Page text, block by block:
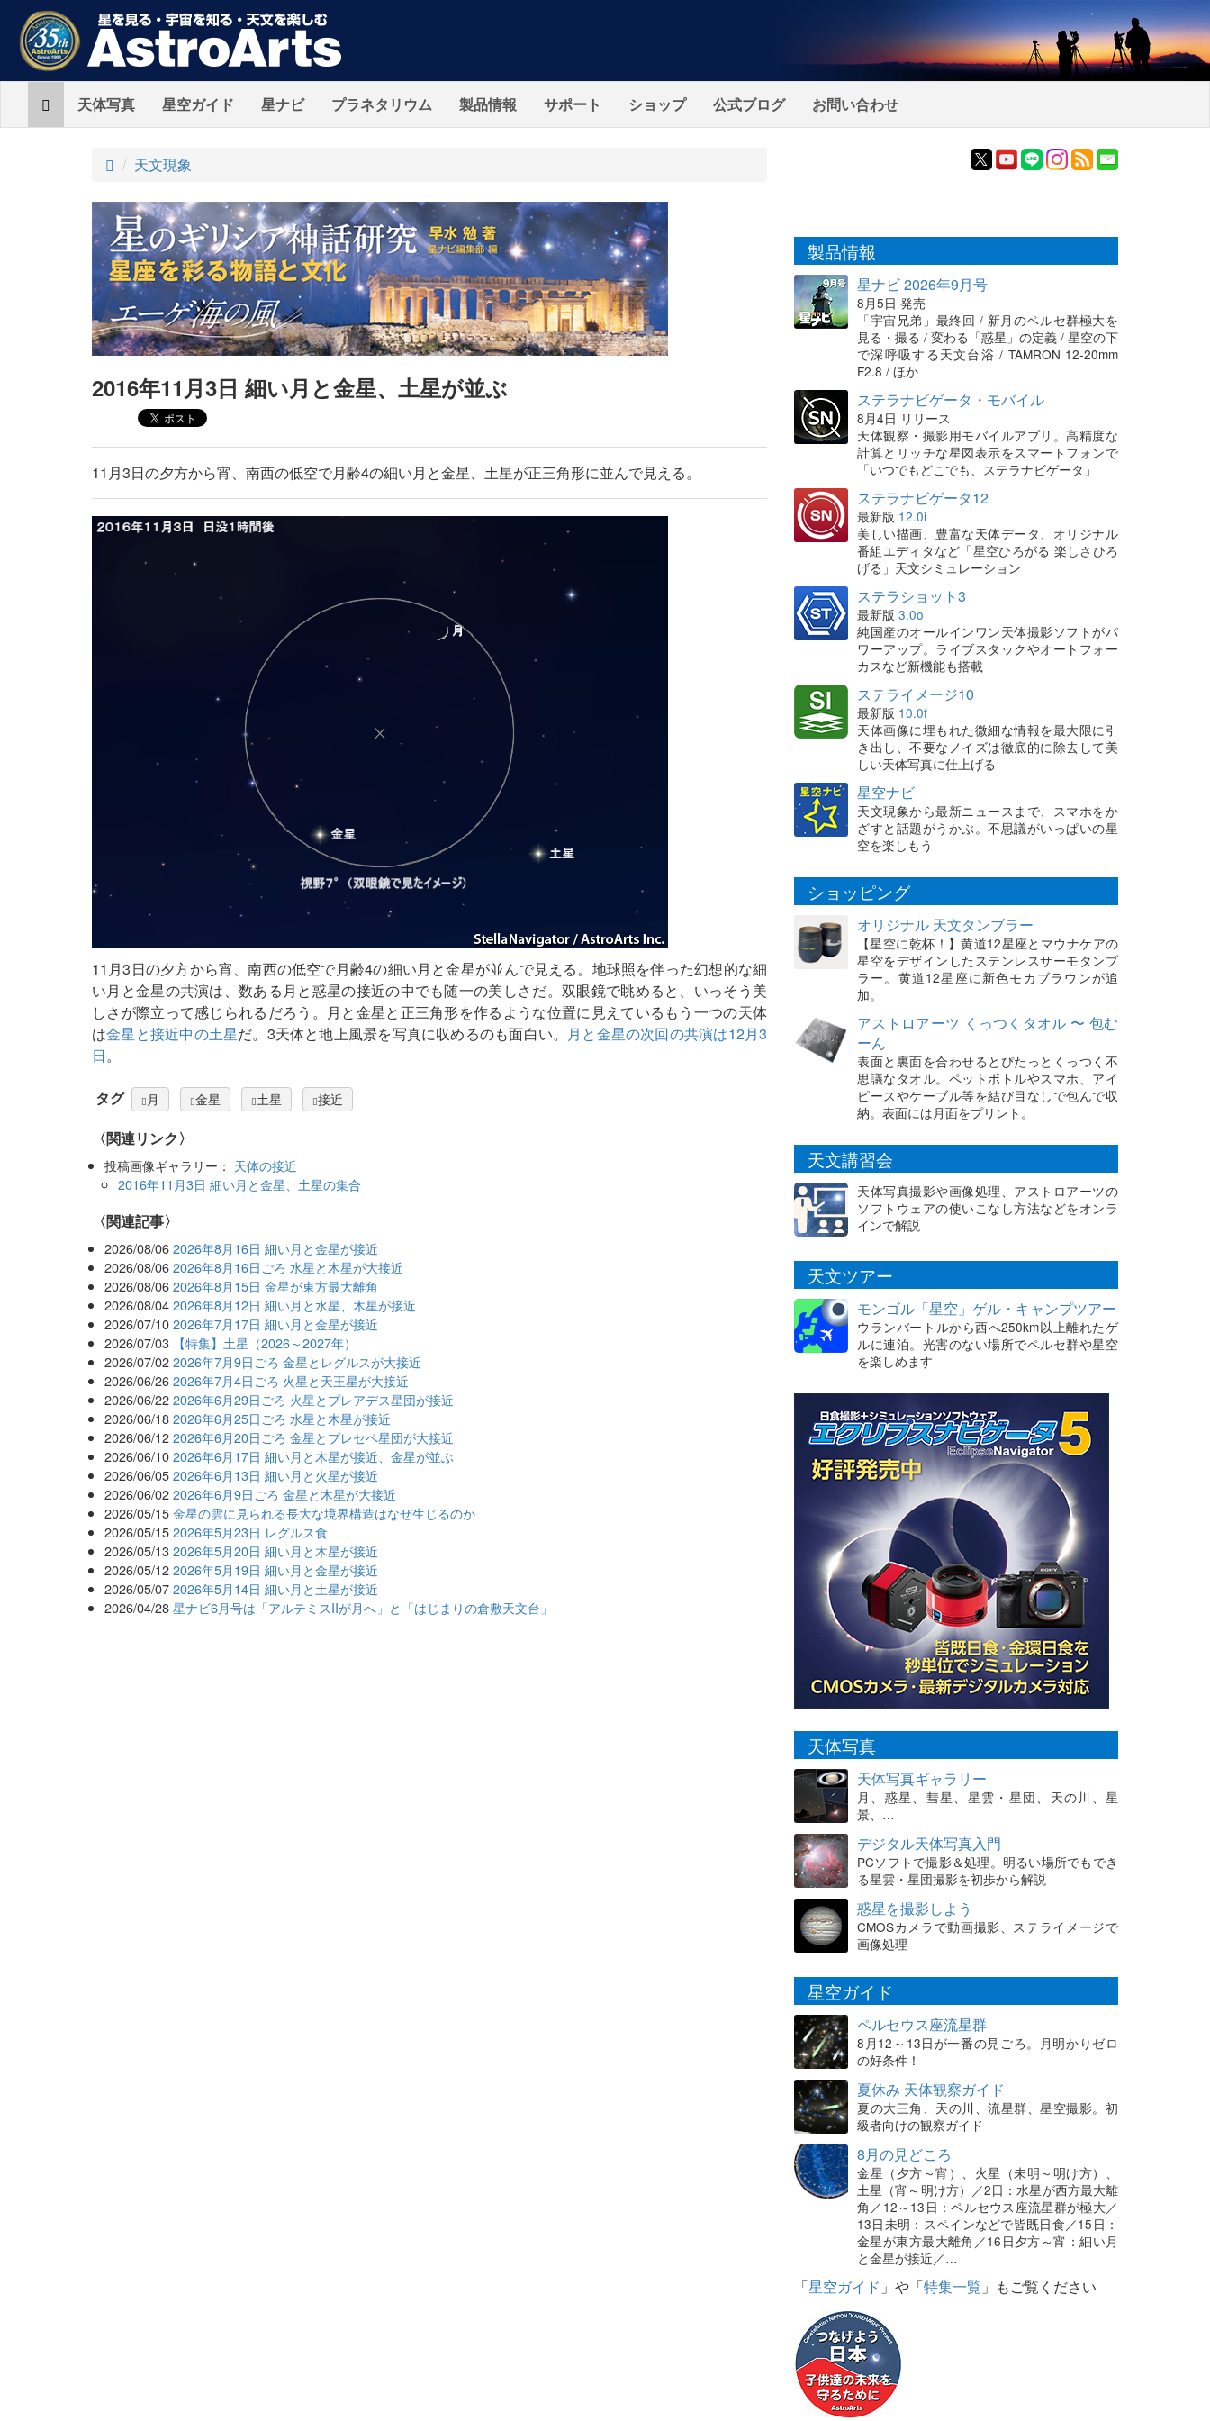
Home天体写真 星空ガイド 星ナビ プラネタリウム 製品情報 サポート ショップ 公式ブログ お問い合わせ
ト
プ
天文現象
2016年11月3日 細い月と金星、土星が並ぶ
11月3日の夕方から宵、南西の低空で月齢4の細い月と金星、土星が正三角形に並んで見える。
11月3日の夕方から宵、南西の低空で月齢4の細い月と金星が並んで見える。地球照を伴った幻想的な細
い月と金星の共演は、数ある月と惑星の接近の中でも随一の美しさだ。双眼鏡で眺めると、いっそう美
しさが際立って感じられるだろう。月と金星と正三角形を作るような位置に見えているもう一つの天体
は金星と接近中の土星だ。3天体と地上風景を写真に収めるのも面白い。 月と金星の次回の共演は12月3
日。
タグ 月 金星 土星 接近
〈関連リンク〉
投稿画像ギャラリー： 天体の接近
2016年11月3日 細い月と金星、土星の集合
関連記事
2026/08/06 2026年8月16日 細い月と金星が接近
2026/08/06 2026年8月16日ごろ 水星と木星が大接近
2026/08/06 2026年8月15日 金星が東方最大離角
2026/08/04 2026年8月12日 細い月と水星、木星が接近
2026/07/10 2026年7月17日 細い月と金星が接近
2026/07/03 【特集】土星（2026～2027年）
2026/07/02 2026年7月9日ごろ 金星とレグルスが大接近
2026/06/26 2026年7月4日ごろ 火星と天王星が大接近
2026/06/22 2026年6月29日ごろ 火星とプレアデス星団が接近
2026/06/18 2026年6月25日ごろ 水星と木星が接近
2026/06/12 2026年6月20日ごろ 金星とプレセペ星団が大接近
2026/06/10 2026年6月17日 細い月と木星が接近、金星が並ぶ
2026/06/05 2026年6月13日 細い月と火星が接近
2026/06/02 2026年6月9日ごろ 金星と木星が大接近
2026/05/15 金星の雲に見られる長大な境界構造はなぜ生じるのか
2026/05/15 2026年5月23日 レグルス食
2026/05/13 2026年5月20日 細い月と木星が接近
2026/05/12 2026年5月19日 細い月と金星が接近
2026/05/07 2026年5月14日 細い月と土星が接近
2026/04/28 星ナビ6月号は「アルテミスIIが月へ」と「はじまりの倉敷天文台」
製品情報
星ナビ 2026年9月号
8月5日 発売
「宇宙兄弟」最終回 / 新月のペルセ群極大を
見る・撮る / 変わる「惑星」の定義 / 星空の下
で深呼吸する天文台浴 / TAMRON 12-20mm
F2.8 / ほか
ステラナビゲータ・モバイル
8月4日 リリース
天体観察・撮影用モバイルアプリ。高精度な
計算とリッチな星図表示をスマートフォンで
「いつでもどこでも、ステラナビゲータ」
ステラナビゲータ12
最新版 12.0i
美しい描画、豊富な天体データ、オリジナル
番組エディタなど「星空ひろがる 楽しさひろ
げる」天文シミュレーション
ステラショット3
最新版 3.0o
純国産のオールインワン天体撮影ソフトがパ
ワーアップ。ライブスタックやオートフォー
カスなど新機能も搭載
ステライメージ10
最新版 10.0f
天体画像に埋もれた微細な情報を最大限に引
き出し、不要なノイズは徹底的に除去して美
しい天体写真に仕上げる
星空ナビ
天文現象から最新ニュースまで、スマホをか
ざすと話題がうかぶ。不思議がいっぱいの星
空を楽しもう
ショッピング
オリジナル 天文タンブラー
【星空に乾杯！】黄道12星座とマウナケアの
星空をデザインしたステンレスサーモタンブ
ラー。黄道12星座に新色モカブラウンが追
加。
アストロアーツ くっつくタオル 〜 包む
ーん
表面と裏面を合わせるとぴたっとくっつく不
思議なタオル。ペットボトルやスマホ、アイ
ピースやケーブル等を結び目なしで包んで収
納。表面には月面をプリント。
天文講習会
天体写真撮影や画像処理、アストロアーツの
ソフトウェアの使いこなし方法などをオンラ
インで解説
天文ツアー
モンゴル「星空」ゲル・キャンプツアー
ウランバートルから西へ250km以上離れたゲ
ルに連泊。光害のない場所でペルセ群や星空
を楽しめます
天体写真
天体写真ギャラリー
月、惑星、彗星、星雲・星団、天の川、星
景、…
デジタル天体写真入門
PCソフトで撮影＆処理。明るい場所でもでき
る星雲・星団撮影を初歩から解説
惑星を撮影しよう
CMOSカメラで動画撮影、ステライメージで
画像処理
星空ガイド
ペルセウス座流星群
8月12～13日が一番の見ごろ。月明かりゼロ
の好条件！
夏休み 天体観察ガイド
夏の大三角、天の川、流星群、星空撮影。初
級者向けの観察ガイド
8月の見どころ
金星（夕方～宵）、火星（未明～明け方）、
土星（宵～明け方）／2日：水星が西方最大離
角／12～13日：ペルセウス座流星群が極大／
13日未明：スペインなどで皆既日食／15日：
金星が東方最大離角／16日夕方～宵：細い月
と金星が接近／…
「星空ガイド 」や「特集一覧 」もご覧ください